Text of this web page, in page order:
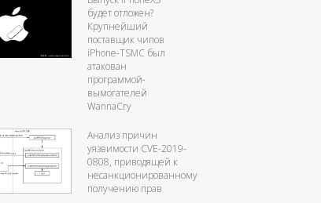
будет отложен?
Крупнейший
поставщик чипов
iPhone-TSMC был
атакован
программой-
вымогателей
WannaCry
Анализ причин
уязвимости CVE-2019-
0808, приводящей к
несанкционированному
получению прав